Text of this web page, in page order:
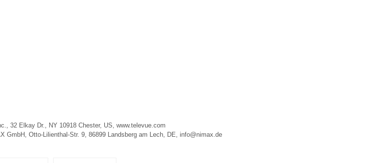
32 Elkay Dr., NY 10918 Chester, US, www.televue.com
GmbH, Otto-Lilienthal-Str. 9, 86899 Landsberg am Lech, DE, info@nimax.de